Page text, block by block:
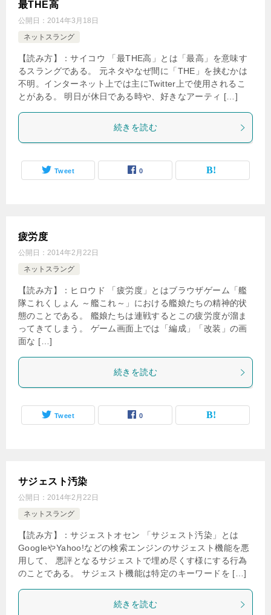
最THE高
公開日： 2014年3月18日
ネットスラング
【読み方】：サイコウ 「最THE高」とは「最高」を意味す
るスラングである。 元ネタやなぜ間に「THE」を挟むかは
不明。インターネット上では主にTwitter上で使用されるこ
とがある。 明日が休日である時や、好きなアーティ […]
続きを読む
Tweet 0
疲労度
公開日： 2014年2月22日
ネットスラング
【読み方】：ヒロウド 「疲労度」とはブラウザゲーム「艦
隊これくしょん ～艦これ～」における艦娘たちの精神的状
態のことである。 艦娘たちは連戦するとこの疲労度が溜ま
ってきてしまう。 ゲーム画面上では「編成」「改装」の画
面な […]
続きを読む
Tweet 0
サジェスト汚染
公開日： 2014年2月22日
ネットスラング
【読み方】：サジェストオセン 「サジェスト汚染」とは
GoogleやYahoo!などの検索エンジンのサジェスト機能を悪
用して、 悪評となるサジェストで埋め尽くす様にする行為
のことである。 サジェスト機能は特定のキーワードを […]
続きを読む